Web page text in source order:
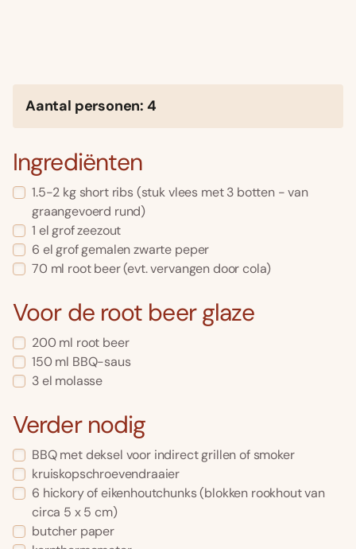
Aantal personen: 4
Ingrediënten
1.5-2 kg short ribs (stuk vlees met 3 botten - van
graangevoerd rund)
1 el grof zeezout
6 el grof gemalen zwarte peper
70 ml root beer (evt. vervangen door cola)
Voor de root beer glaze
200 ml root beer
150 ml BBQ-saus
3 el molasse
Verder nodig
BBQ met deksel voor indirect grillen of smoker
kruiskopschroevendraaier
6 hickory of eikenhoutchunks (blokken rookhout van
circa 5 x 5 cm)
butcher paper